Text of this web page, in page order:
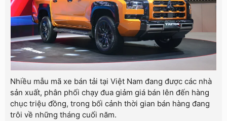
Nhiều mẫu mã xe bán tải tại Việt Nam đang được các nhà
sản xuất, phân phối chạy đua giảm giá bán lên đến hàng
chục triệu đồng, trong bối cảnh thời gian bán hàng đang
trôi về những tháng cuối năm.